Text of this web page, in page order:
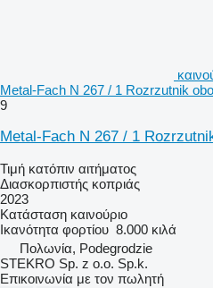
Metal-Fach N 267 / 1 Rozrzutnik
9
Metal-Fach N 267 / 1
Τιμή κατόπιν αιτήματος
Διασκορπιστής κοπριάς
2023
Κατάσταση καινούριο
Ικανότητα φορτίου 8.000 κιλά
Πολωνία, Podegrodzie
STEKRO Sp. z o.o. Sp.k.
Επικοινωνία με τον πωλητή